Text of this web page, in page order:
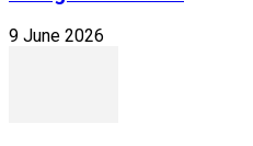
9 June 2026